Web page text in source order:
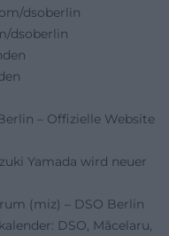
dsoberlin
dsoberlin
– Offizielle Website
Yamada wird neuer
(miz) – DSO Berlin
DSO, Măcelaru,